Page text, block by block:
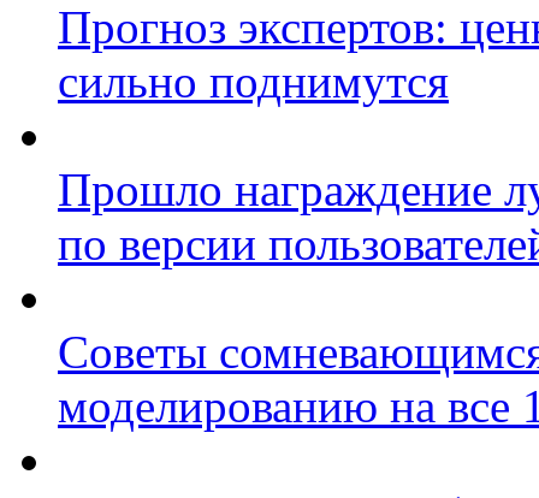
Прогноз экспертов:
сильно поднимутся
Прошло награждение
по версии
Советы
моделированию на все